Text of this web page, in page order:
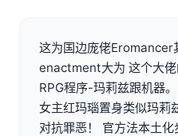
这为国边庞佬Eromancer
enactment大为 这个大
RPG程序-玛莉兹跟机器
女主红玛瑙置身类似玛莉
对抗罪恶！ 官方法本土